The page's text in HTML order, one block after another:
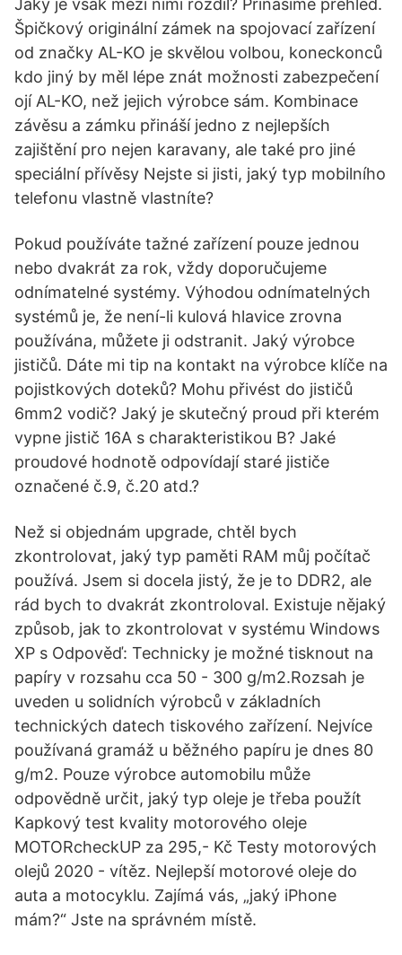
Jaký je však mezi nimi rozdíl? Přinášíme přehled.
Špičkový originální zámek na spojovací zařízení
od značky AL-KO je skvělou volbou, koneckonců
kdo jiný by měl lépe znát možnosti zabezpečení
ojí AL-KO, než jejich výrobce sám. Kombinace
závěsu a zámku přináší jedno z nejlepších
zajištění pro nejen karavany, ale také pro jiné
speciální přívěsy Nejste si jisti, jaký typ mobilního
telefonu vlastně vlastníte?
Pokud používáte tažné zařízení pouze jednou
nebo dvakrát za rok, vždy doporučujeme
odnímatelné systémy. Výhodou odnímatelných
systémů je, že není-li kulová hlavice zrovna
používána, můžete ji odstranit. Jaký výrobce
jističů. Dáte mi tip na kontakt na výrobce klíče na
pojistkových doteků? Mohu přivést do jističů
6mm2 vodič? Jaký je skutečný proud při kterém
vypne jistič 16A s charakteristikou B? Jaké
proudové hodnotě odpovídají staré jističe
označené č.9, č.20 atd.?
Než si objednám upgrade, chtěl bych
zkontrolovat, jaký typ paměti RAM můj počítač
používá. Jsem si docela jistý, že je to DDR2, ale
rád bych to dvakrát zkontroloval. Existuje nějaký
způsob, jak to zkontrolovat v systému Windows
XP s Odpověď: Technicky je možné tisknout na
papíry v rozsahu cca 50 - 300 g/m2.Rozsah je
uveden u solidních výrobců v základních
technických datech tiskového zařízení. Nejvíce
používaná gramáž u běžného papíru je dnes 80
g/m2. Pouze výrobce automobilu může
odpovědně určit, jaký typ oleje je třeba použít
Kapkový test kvality motorového oleje
MOTORcheckUP za 295,- Kč Testy motorových
olejů 2020 - vítěz. Nejlepší motorové oleje do
auta a motocyklu. Zajímá vás, „jaký iPhone
mám?“ Jste na správném místě.